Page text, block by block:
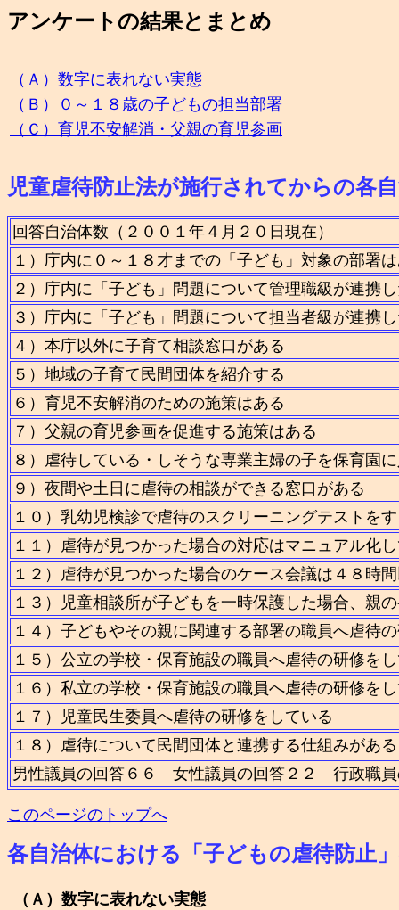
アンケートの結果とまとめ
（Ａ）数字に表れない実態
（Ｂ）０～１８歳の子どもの担当部署
（Ｃ）育児不安解消・父親の育児参画
児童虐待防止法が施行されてからの各
回答自治体数（２００１年４月２０日現在）
１）庁内に０～１８才までの「子ども」対象の部署
２）庁内に「子ども」問題について管理職級が連携
３）庁内に「子ども」問題について担当者級が連携
４）本庁以外に子育て相談窓口がある
５）地域の子育て民間団体を紹介する
６）育児不安解消のための施策はある
７）父親の育児参画を促進する施策はある
８）虐待している・しそうな専業主婦の子を保育園
９）夜間や土日に虐待の相談ができる窓口がある
１０）乳幼児検診で虐待のスクリーニングテストを
１１）虐待が見つかった場合の対応はマニュアル化
１２）虐待が見つかった場合のケース会議は４８時
１３）児童相談所が子どもを一時保護した場合、親
１４）子どもやその親に関連する部署の職員へ虐待
１５）公立の学校・保育施設の職員へ虐待の研修を
１６）私立の学校・保育施設の職員へ虐待の研修を
１７）児童民生委員へ虐待の研修をしている
１８）虐待について民間団体と連携する仕組みがある
男性議員の回答６６ 女性議員の回答２２ 行政職
このページのトップへ
各自治体における「子どもの虐待防止
（Ａ）数字に表れない実態